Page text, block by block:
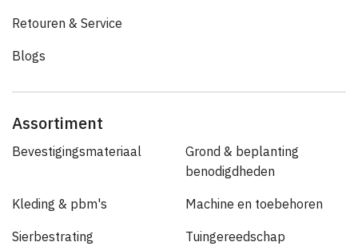
Retouren & Service
Blogs
Assortiment
Bevestigingsmateriaal
Grond & beplanting
benodigdheden
Kleding & pbm's Machine en toebehoren
Sierbestrating Tuingereedschap